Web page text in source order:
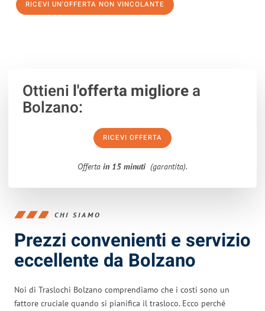
RICEVI UN'OFFERTA NON VINCOLANTE
Ottieni l'offerta migliorea
Bolzano:
RICEVI OFFERTA
Offerta in 15 minuti (garantita).
CHI SIAMO
Prezzi convenienti e servizio
eccellente da Bolzano
Noi di Traslochi Bolzano comprendiamo che i costi sono un
fattore cruciale quando si pianifica il trasloco. Ecco perché